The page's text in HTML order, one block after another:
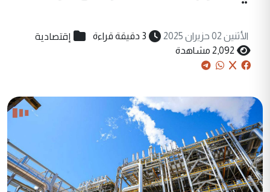
الأثنين 02 حزيران 2025 3 دقيقة قراءة إقتصادية
2,092 مشاهدة